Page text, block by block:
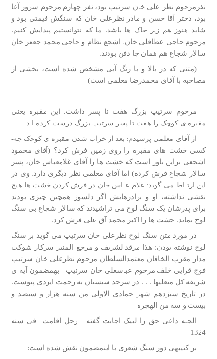
نفرمرحوم نظر علی خان سرتیپ بود، نفر چهارم مرحوم سرور آغا
بود، دختر آقا حسن و مادر نظرعلی خان که سنگش قیمتی بود و
شاید هنوز هم زیر خاک­ ها باشد. ما که نتوانستیم پیدایش کنیم.
مرحوم حاجی عطاقلی خان، اشجع نظام و حاجی محمد جعفر خان
سالار شجاع هم همان جا دفن بودند.
(متنی که در بالا و با رنگ آبی مشخص شده است، بخشی از
مصاحبه با آقای محمدرضا معلمی است)
مرحوم سرتیپ بزرگ هفت تا پسر داشت. این مقبره یعنی
مقبره­ ی کوچک را هفت­ تا پسر سرتیپ بزرگ درست کرده­ اند.
از آقای معلمی پرسیدم: بعد از خراب شدن مقبره ­ی کوچک چه­
کسی خشت­ های مقبره را روی زمین فرش کرد؟ (آقای محمود
اشجعی براین باور است که خشت­ ها را آقای غلام­عباس خان، پسر
سالار شجاع فرش کرده) اما آقای معلمی نظر دیگری دارد. وی در
این ارتباط می­ گوید: غلام عباس خان در فرش کردن خشت­ ها هیچ
نقشی نداشته، او و برادرهایش اگر دلسوز همچین چیزی بودند
برای پدرشان یک سنگ لوح می­ تراشیدند که سالار شجاع بی­ سنگ
لوح نماند. خشت­ ها را اکبر محمد آق علی فرش کرد.
در مورد متن سنگ لوح نظرعلی خان سرتیپ می­ گوید بر سنگ
لوح نوشته بودن: هذا مرقدالشریف و مرجع المنیر سرکار شوکت
مدار مقرب الخاقان معتمدالسلطان مرحوم نظرعلی خان سرتیپ
فوج قرایی خلف مرحوم عباسعلی خان سرتیپ به­مضمون آیه­ ی
شریفه کل منعلیها . . . در سرحد سیستان به رحمت ایزدی پیوست.
در تاریخ سیزدهم شهر جمادی الاولی من سنه هزار و سیصد و
بیست و سه من الهجره
الجنه داعی حق را لبیک اجابت گفته رحل اقامت فی سنه
1324
بر کتیبه­ی دور سنگ شعری با اینمضمون نقش شده است: